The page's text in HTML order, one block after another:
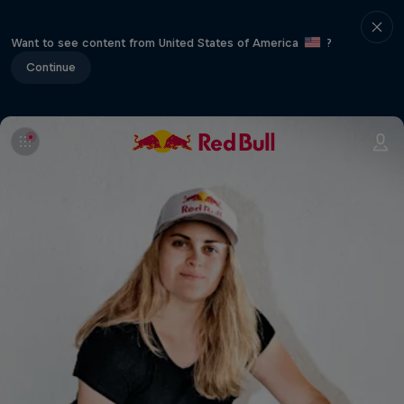
Want to see content from United States of America
?
Continue